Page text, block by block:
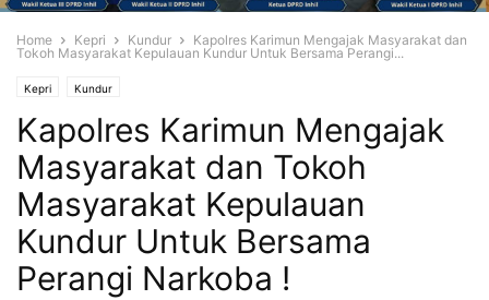
Home Kepri Kundur
Kapolres Karimun Mengajak Masyarakat dan
Tokoh Masyarakat Kepulauan Kundur Untuk Bersama Perangi...
Kepri Kundur
Kapolres Karimun Mengajak
Masyarakat dan Tokoh
Masyarakat Kepulauan
Kundur Untuk Bersama
Perangi Narkoba !